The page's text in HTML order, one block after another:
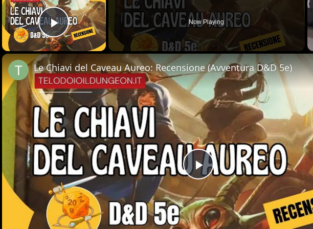
Play Video
Now Playing
Play
Video
Le Chiavi del Caveau Aureo: Recensione (Avventura D&D 5e)